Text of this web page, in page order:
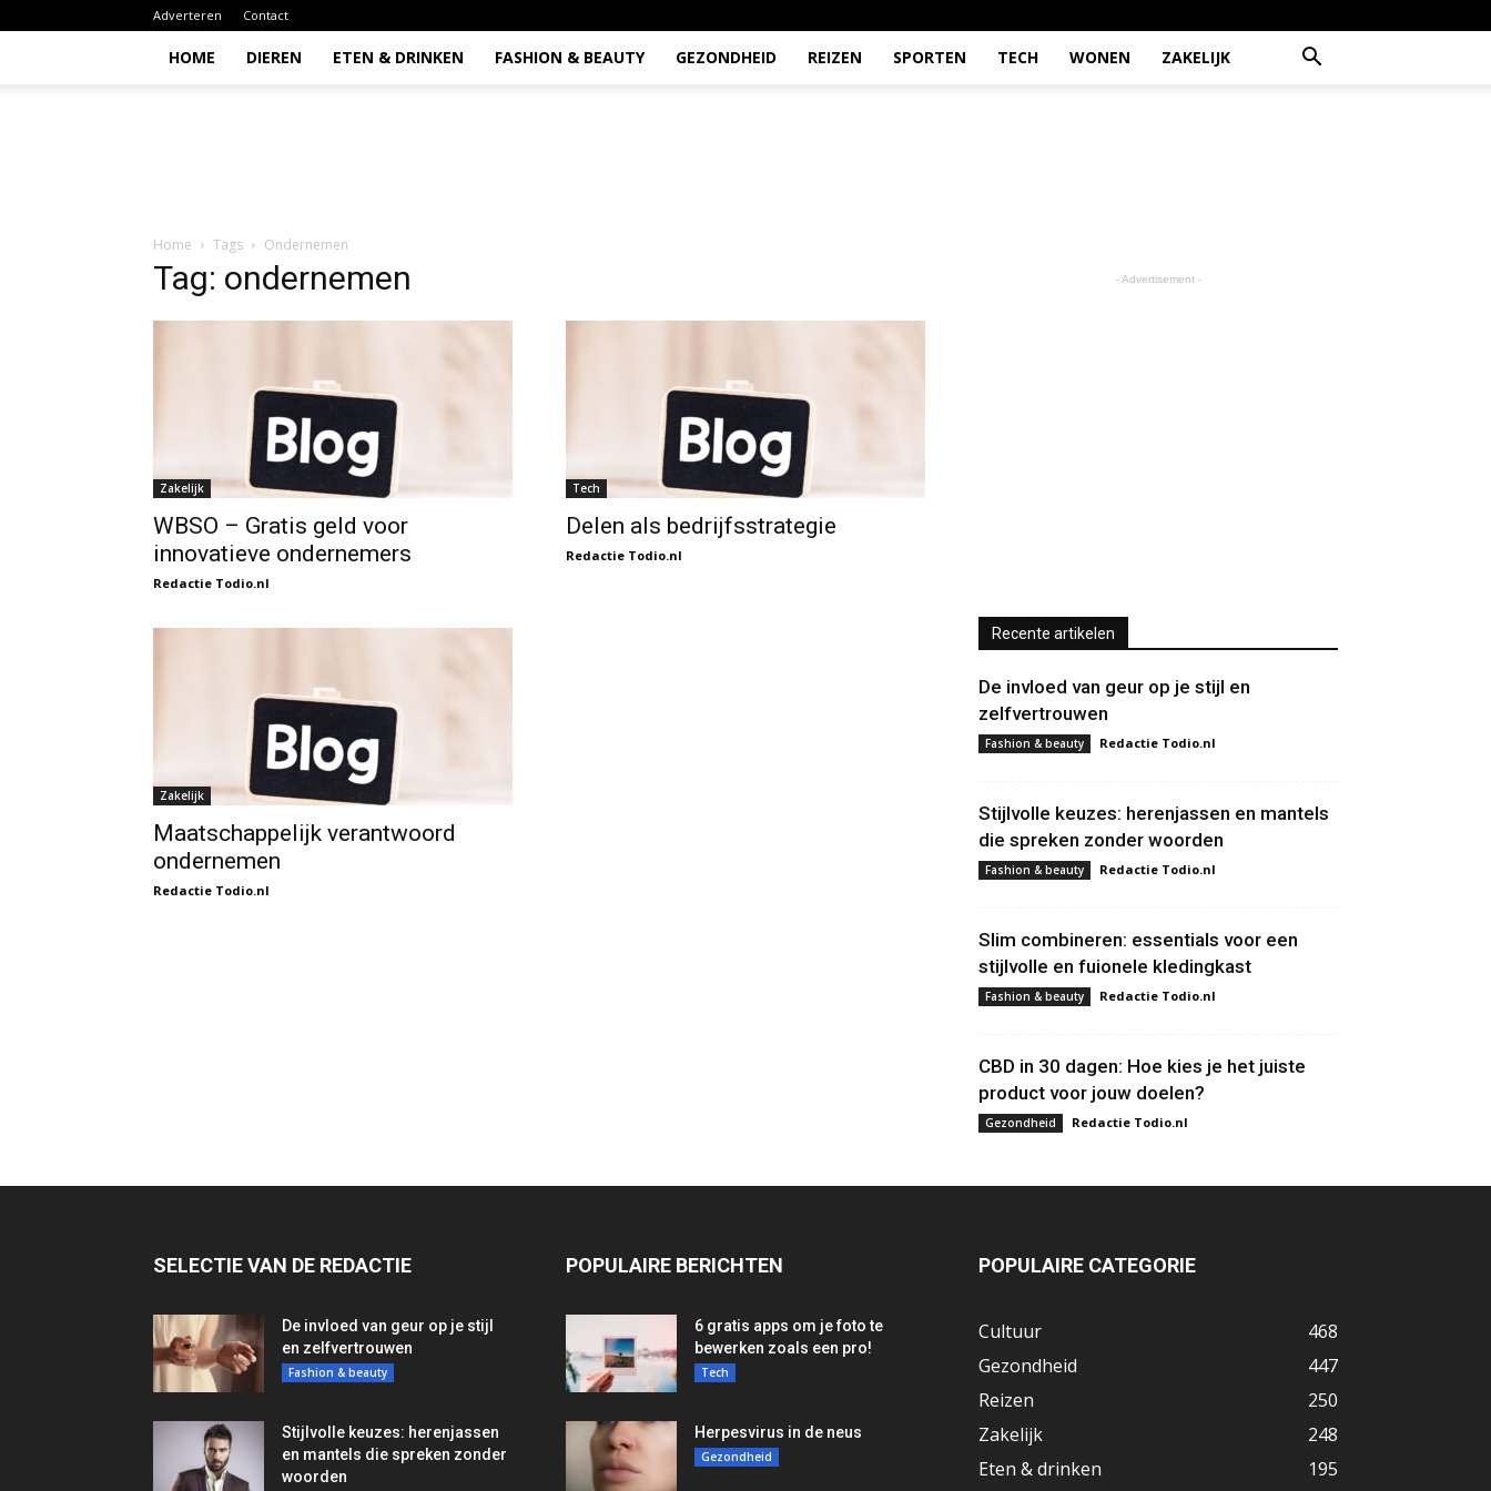
Adverteren Contact
HOME DIEREN ETEN & DRINKEN FASHION & BEAUTY GEZONDHEID REIZEN SPORTEN TECH WONEN ZAKELIJK
Home Tags Ondernemen
Tag: ondernemen
Zakelijk
WBSO – Gratis geld voor
innovatieve ondernemers
Redactie Todio.nl
Tech
Delen als bedrijfsstrategie
Redactie Todio.nl
Zakelijk
Maatschappelijk verantwoord
ondernemen
Redactie Todio.nl
- Advertisement -
Recente artikelen
De invloed van geur op je stijl en
zelfvertrouwen
Fashion & beauty Redactie Todio.nl
Stijlvolle keuzes: herenjassen en mantels
die spreken zonder woorden
Fashion & beauty Redactie Todio.nl
Slim combineren: essentials voor een
stijlvolle en fuionele kledingkast
Fashion & beauty Redactie Todio.nl
CBD in 30 dagen: Hoe kies je het juiste
product voor jouw doelen?
Gezondheid Redactie Todio.nl
SELECTIE VAN DE REDACTIE
De invloed van geur op je stijl
en zelfvertrouwen
Fashion & beauty
Stijlvolle keuzes: herenjassen
en mantels die spreken zonder
woorden
POPULAIRE BERICHTEN
6 gratis apps om je foto te
bewerken zoals een pro!
Tech
Herpesvirus in de neus
Gezondheid
POPULAIRE CATEGORIE
Cultuur
468
Gezondheid
447
Reizen
250
Zakelijk
248
Eten & drinken
195